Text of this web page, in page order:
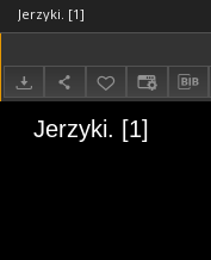
Jerzyki. [1]